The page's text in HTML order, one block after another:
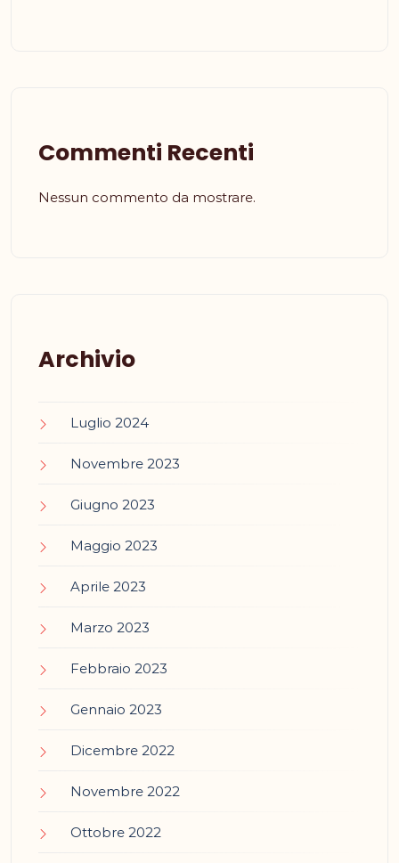
Commenti Recenti
Nessun commento da mostrare.
Archivio
Luglio 2024
Novembre 2023
Giugno 2023
Maggio 2023
Aprile 2023
Marzo 2023
Febbraio 2023
Gennaio 2023
Dicembre 2022
Novembre 2022
Ottobre 2022